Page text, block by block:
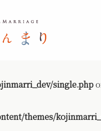
single.php
themes/